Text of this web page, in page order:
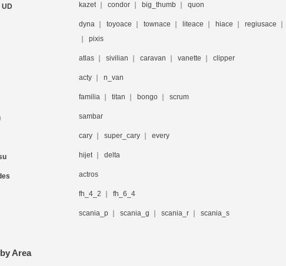
UD kazet condor big_thumb quon
dyna toyoace townace liteace hiace regiusace
pixis
atlas sivilian caravan vanette clipper
acty n_van
familia titan bongo scrum
sambar
cary super_cary every
hijet delta
actros
fh_4_2 fh_6_4
scania_p scania_g scania_r scania_s
Area